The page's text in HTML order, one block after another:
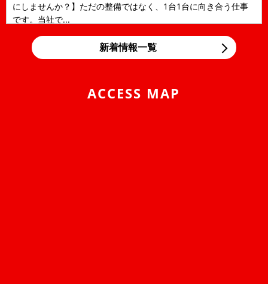
にしませんか？】ただの整備ではなく、1台1台に向き合う仕事
です。当社で...
2026/05/12
LINE公式アカウントのご案内
新着情報一覧
ACCESS MAP